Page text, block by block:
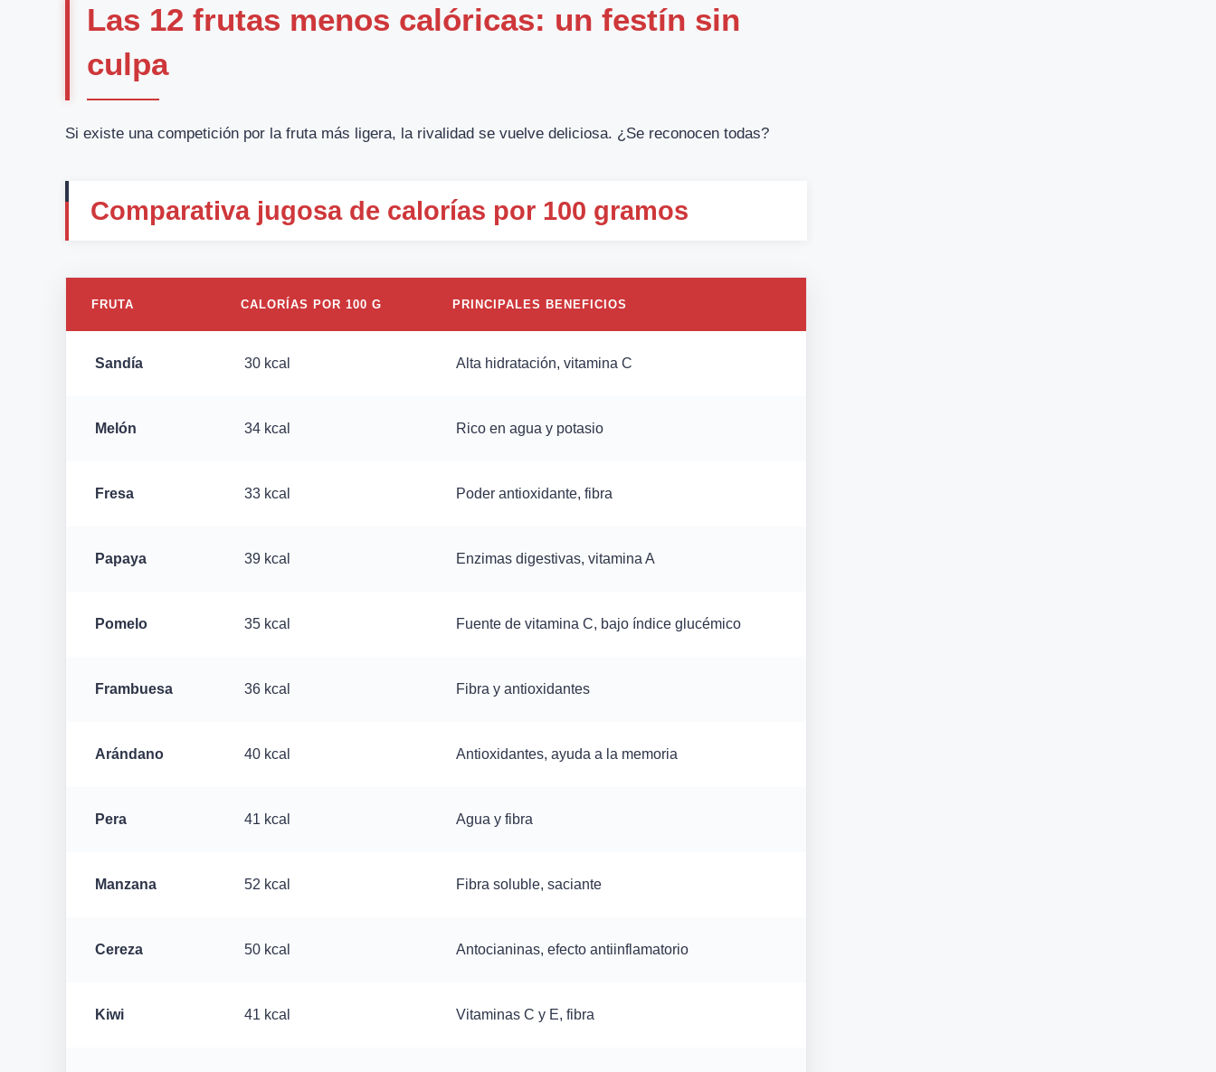
Las 12 frutas menos calóricas: un festín sin
culpa
Si existe una competición por la fruta más ligera, la rivalidad se vuelve deliciosa. ¿Se reconocen todas?
Comparativa jugosa de calorías por 100 gramos
FRUTA CALORÍAS POR 100 G PRINCIPALES BENEFICIOS
Sandía 30 kcal Alta hidratación, vitamina C
Melón 34 kcal Rico en agua y potasio
Fresa 33 kcal Poder antioxidante, fibra
Papaya 39 kcal Enzimas digestivas, vitamina A
Pomelo 35 kcal Fuente de vitamina C, bajo índice glucémico
Frambuesa 36 kcal Fibra y antioxidantes
Arándano 40 kcal Antioxidantes, ayuda a la memoria
Pera 41 kcal Agua y fibra
Manzana 52 kcal Fibra soluble, saciante
Cereza 50 kcal Antocianinas, efecto antiinflamatorio
Kiwi 41 kcal Vitaminas C y E, fibra